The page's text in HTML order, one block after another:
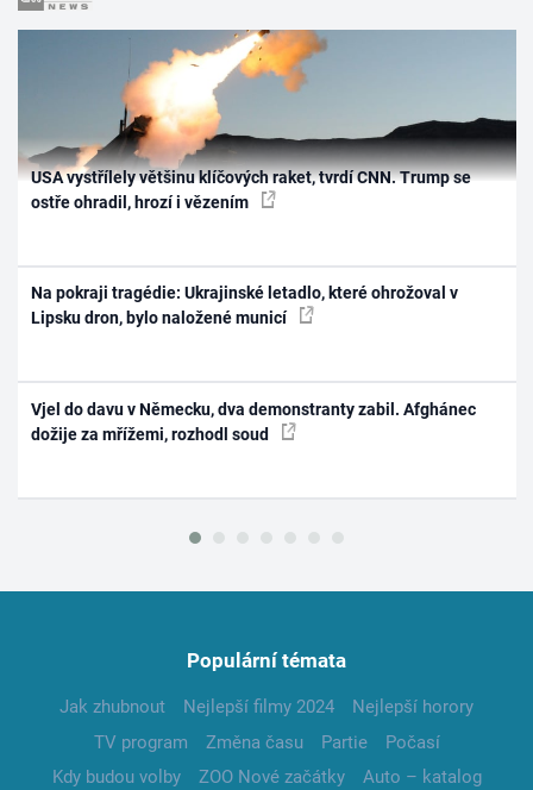
USA vystřílely většinu klíčových raket, tvrdí CNN. Trump se
ostře ohradil, hrozí i vězením
Na pokraji tragédie: Ukrajinské letadlo, které ohrožoval v
Lipsku dron, bylo naložené municí
Vjel do davu v Německu, dva demonstranty zabil. Afghánec
dožije za mřížemi, rozhodl soud
Populární témata
Jak zhubnout Nejlepší filmy 2024
Nejlepší horory
TV program
Změna času Partie
Počasí
Kdy budou volby
ZOO Nové začátky
Auto – katalog